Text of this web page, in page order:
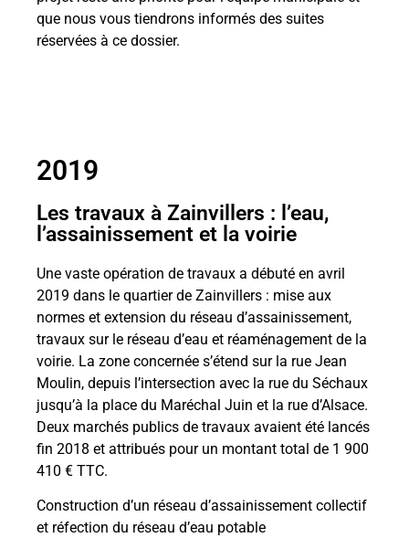
que nous vous tiendrons informés des suites
réservées à ce dossier.
2019
Les travaux à Zainvillers : l’eau,
l’assainissement et la voirie
Une vaste opération de travaux a débuté en avril
2019 dans le quartier de Zainvillers : mise aux
normes et extension du réseau d’assainissement,
travaux sur le réseau d’eau et réaménagement de la
voirie. La zone concernée s’étend sur la rue Jean
Moulin, depuis l’intersection avec la rue du Séchaux
jusqu’à la place du Maréchal Juin et la rue d’Alsace.
Deux marchés publics de travaux avaient été lancés
fin 2018 et attribués pour un montant total de 1 900
410 € TTC.
Construction d’un réseau d’assainissement collectif
et réfection du réseau d’eau potable